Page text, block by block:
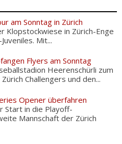
am Sonntag in Zürich
Klopstockwiese in Zürich-Enge
Mit...
Flyers am Sonntag
Heerenschürli zum
Challengers und den...
Opener überfahren
Start in die Playoff-
Mannschaft der Zürich